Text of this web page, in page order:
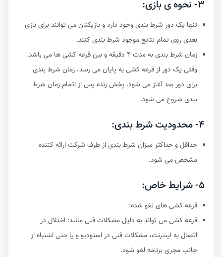
۳- نحوه ی بازی:
تنها یک دور شرط بندی وجود دارد و بازیکنان می توانند برای بازی
بعدی روی تمام نتایج موجود شرط بندی کنند.
زمان شرط بندی به مدت ۴ دقیقه و بین قرعه کشی ها می باشد.
وقتی یک دور از قرعه کشی به پایان می رسد، زمان شرط بندی
برای دور بعد آغاز می شود. پخش زنده پس از اتمام زمان شرط
بندی شروع می شود.
۴- محدودیت شرط بندی:
حداقل و حداکثر میزان شرط بندی از طرف شرکت ارائه کننده
مشخص می شود.
۵- شرایط خاص:
قرعه کشی های لغو شده:
قرعه کشی می تواند به دلیل مشکلات فنی مانند: اختلال در
اتصال به اینترنت، مشکلات فنی در استودیو و یا حتی اشتباه از
جانب مجری برنامه لغو شود.